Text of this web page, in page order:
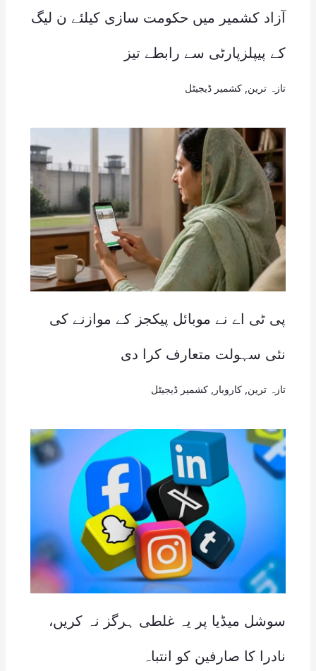
آزاد کشمیر میں حکومت سازی کیلئے ن لیگ
کے پیپلزپارٹی سے رابطے تیز
تازہ ترین کشمیر ڈیجیٹل
پی ٹی اے نے موبائل پیکجز کے موازنے کی
نئی سہولت متعارف کرا دی
تازہ ترین کاروبار کشمیر ڈیجیٹل
سوشل میڈیا پر یہ غلطی ہرگز نہ کریں،
نادرا کا صارفین کو انتباہ